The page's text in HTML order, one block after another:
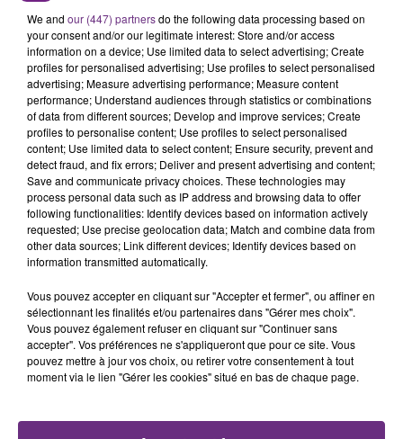
FIL D'ACTU
6 août 2026
SI TOUT LE MONDE FAIT ÇA, MOI L'ANNÉE
La vendange en Champagne a débuté ce jeudi 6
août dans la commune de Montgueux (Aube). Du
jamais vu !
We and our (447) partnersdo the following data processing based on
your consent and/or our legitimate interest: Store and/or access
information on a device; Use limited data to select advertising; Create
profiles for personalised advertising; Use profiles to select personalised
advertising; Measure advertising performance; Measure content
performance; Understand audiences through statistics or combinations
of data from different sources; Develop and improve services; Create
profiles to personalise content; Use profiles to select personalised
content; Use limited data to select content; Ensure security, prevent and
detect fraud, and fix errors; Deliver and present advertising and content;
Save and communicate privacy choices. These technologies may
process personal data such as IP address and browsing data to offer
following functionalities: Identify devices based on information actively
requested; Use precise geolocation data; Match and combine data from
other data sources; Link different devices; Identify devices based on
information transmitted automatically.
Vous pouvez accepter en cliquant sur "Accepter et fermer", ou affiner en
sélectionnant les finalités et/ou partenaires dans "Gérer mes choix".
Vous pouvez également refuser en cliquant sur "Continuer sans
accepter". Vos préférences ne s'appliqueront que pour ce site. Vous
pouvez mettre à jour vos choix, ou retirer votre consentement à tout
moment via le lien "Gérer les cookies" situé en bas de chaque page.